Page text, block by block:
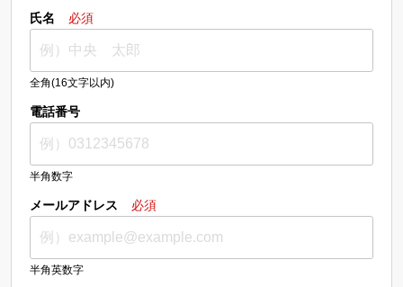
氏名 必須
全角(16文字以内)
電話番号
半角数字
メールアドレス 必須
半角英数字